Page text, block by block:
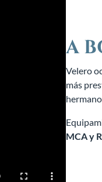
A
Velero
más
MCA y